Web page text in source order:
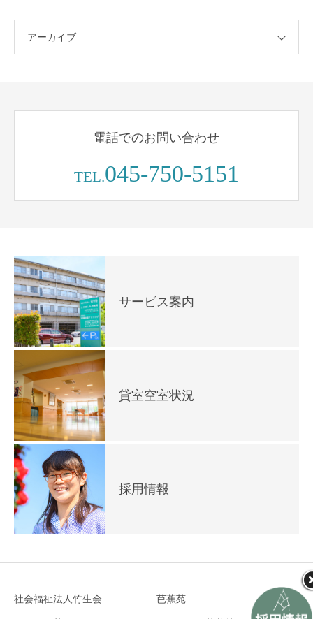
アーカイブ
電話でのお問い合わせ
TEL.045-750-5151
サービス案内
貸室空室状況
採用情報
社会福祉法人竹生会 芭蕉苑